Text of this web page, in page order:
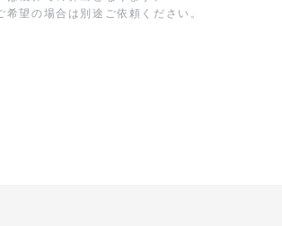
希望の場合は別途ご依頼ください。